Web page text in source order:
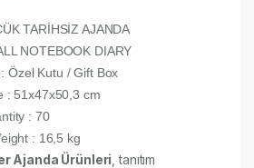
TARİHSİZ AJANDA
NOTEBOOK DIARY
Özel Kutu / Gift Box
: 51x47x50,3 cm
: 70
: 16,5 kg
Ajanda Ürünleri , tanıtım